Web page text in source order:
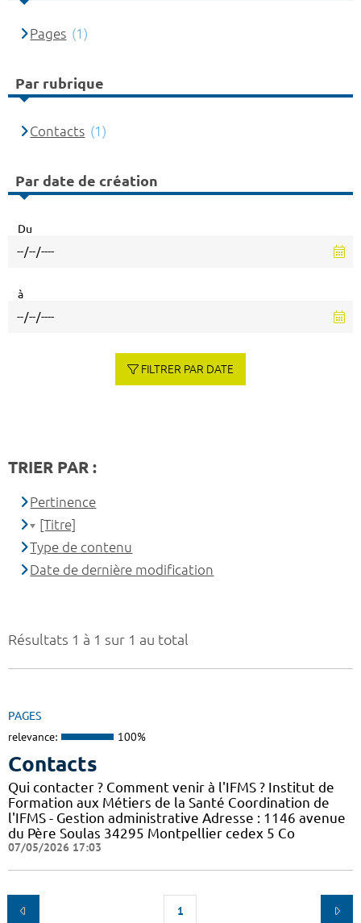
Résultats 1 à 1 sur 1 au total
PAGES
relevance: 100%
Contacts
Qui contacter ? Comment venir à l'IFMS ? Institut de
Formation aux Métiers de la Santé Coordination de
l'IFMS - Gestion administrative Adresse : 1146 avenue
du Père Soulas 34295 Montpellier cedex 5 Co
07/05/2026 17:03
1
Pages (1)
Par rubrique
Contacts (1)
Par date de création
Du
à
FILTRER PAR DATE
TRIER PAR :
Pertinence
[Titre]
Type de contenu
Date de dernière modification